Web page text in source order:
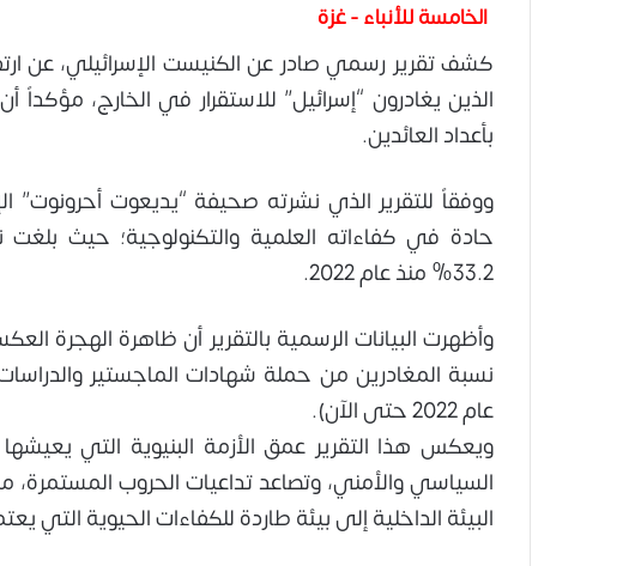
الخامسة للأنباء - غزة
كشف تقرير رسمي صادر عن الكنيست الإسرائيلي، عن
الذين يغادرون “إسرائيل” للاستقرار في الخارج، مؤكداً
بأعداد العائدين.
ووفقاً للتقرير الذي نشرته صحيفة “يديعوت أحرونوت”
حادة في كفاءاته العلمية والتكنولوجية؛ حيث
33.2% منذ عام 2022.
وأظهرت البيانات الرسمية بالتقرير أن ظاهرة الهجرة
عام 2022 حتى الآن).
ويعكس هذا التقرير عمق الأزمة البنيوية التي
السياسي والأمني، وتصاعد تداعيات الحروب
البيئة الداخلية إلى بيئة طاردة للكفاءات الحيوية التي